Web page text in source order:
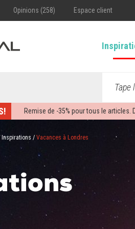
Opinions (258) Espace client
Tape
Remise de -35% pour tous le articles.
Inspirations / Vacances à Londres